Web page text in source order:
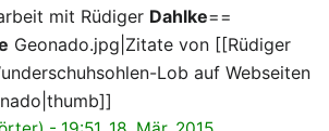
mit Rüdiger Dahlke==
Geonado.jpg|Zitate von [[Rüdiger
Lob auf Webseiten